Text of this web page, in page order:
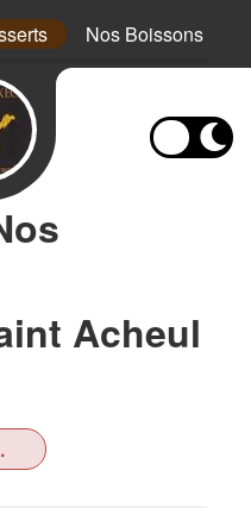
Nos Boissons
Acheul